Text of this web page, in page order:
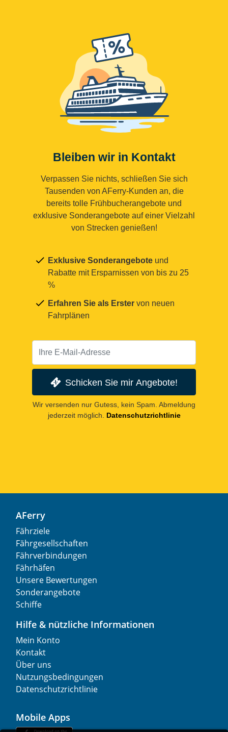
Bleiben wir in Kontakt
Verpassen Sie nichts, schließen Sie sich
Tausenden von AFerry-Kunden an, die
bereits tolle Frühbucherangebote und
exklusive Sonderangebote auf einer Vielzahl
von Strecken genießen!
Exklusive Sonderangebote und
Rabatte mit Ersparnissen von bis zu 25
%
Erfahren Sie als Erster von neuen
Fahrplänen
Schicken Sie mir Angebote!
Wir versenden nur Gutess, kein Spam. Abmeldung
jederzeit möglich.
Datenschutzrichtlinie
AFerry
Fährziele
Fährgesellschaften
Fährverbindungen
Fährhäfen
Unsere Bewertungen
Sonderangebote
Schiffe
Hilfe & nützliche Informationen
Mein Konto
Kontakt
Über uns
Nutzungsbedingungen
Datenschutzrichtlinie
Mobile Apps